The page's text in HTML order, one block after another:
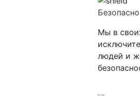
Безопасно
Мы в
людей и